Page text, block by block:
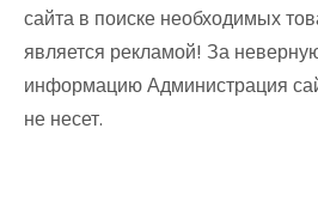
сайта в поиске необходимых
является рекламой! За
информацию Администрация
не несет.